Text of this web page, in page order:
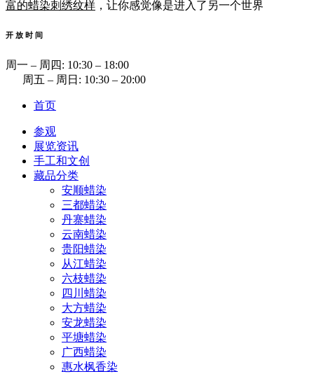
富的蜡染刺绣纹样 ，让你感觉像是进入了另一个世界
开 放 时 间
周一 ‒ 周四: 10:30 ‒ 18:00
周五 ‒ 周日: 10:30 ‒ 20:00
首页
参观
展览资讯
手工和文创
藏品分类
安顺蜡染
三都蜡染
丹寨蜡染
云南蜡染
贵阳蜡染
从江蜡染
六枝蜡染
四川蜡染
大方蜡染
安龙蜡染
平塘蜡染
广西蜡染
惠水枫香染